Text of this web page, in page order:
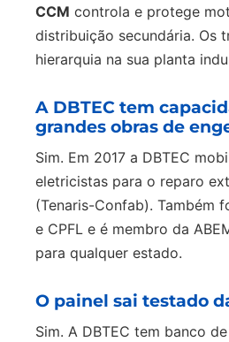
CCM controla e protege
distribuição secundária. Os
hierarquia na sua planta
A DBTEC tem
grandes obras de
Sim. Em 2017 a DBTEC
eletricistas para o reparo
(Tenaris-Confab). Também
e CPFL e é membro da
para qualquer estado.
O painel sai testado
Sim. A DBTEC tem banco